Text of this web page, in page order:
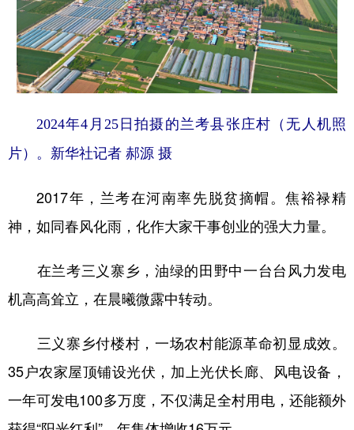
2024年4月25日拍摄的兰考县张庄村（无人机照
片）。新华社记者 郝源 摄
2017年，兰考在河南率先脱贫摘帽。焦裕禄精
神，如同春风化雨，化作大家干事创业的强大力量。
在兰考三义寨乡，油绿的田野中一台台风力发电
机高高耸立，在晨曦微露中转动。
三义寨乡付楼村，一场农村能源革命初显成效。
35户农家屋顶铺设光伏，加上光伏长廊、风电设备，
一年可发电100多万度，不仅满足全村用电，还能额外